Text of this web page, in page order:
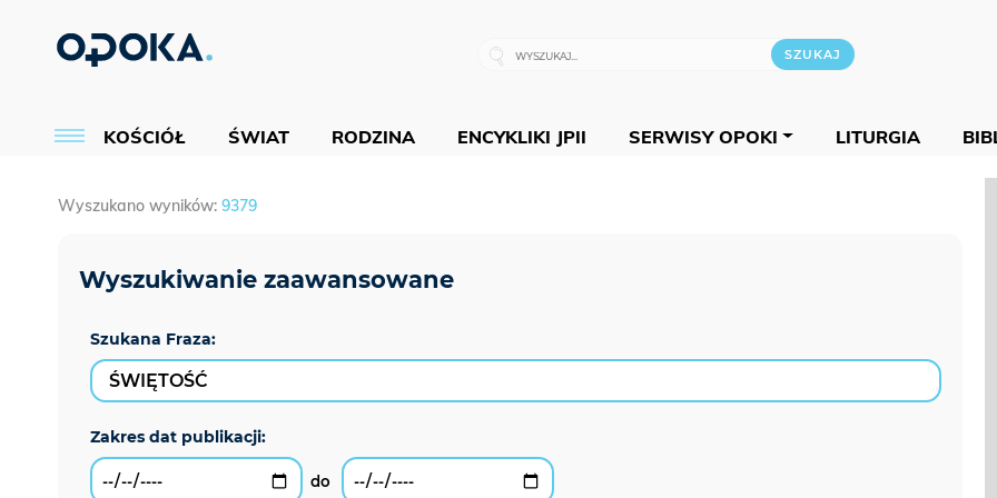
KOŚCIÓŁ ŚWIAT RODZINA ENCYKLIKI JPII SERWISY OPOKI LITURGIA
Wyszukano wyników: 9379
Szukana Fraza: